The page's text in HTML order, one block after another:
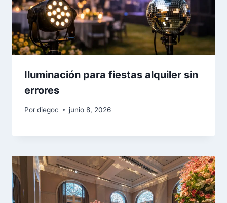
Iluminación para fiestas alquiler sin
errores
Pordiegoc junio 8, 2026